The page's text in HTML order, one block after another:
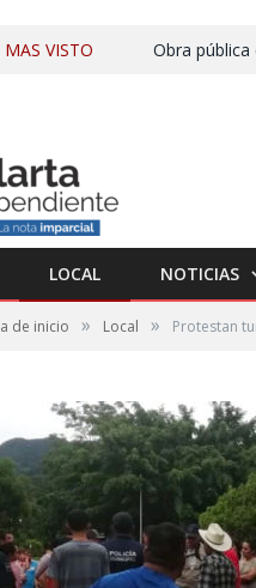
MAS VISTO Obra
LOCAL NOTICIAS
de inicio » Local » Protestan